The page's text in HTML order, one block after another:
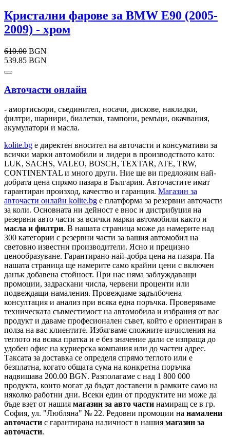
Кристални фарове за BMW E90 (2005-
2009) - хром
610.00 BGN
539.85 BGN
Авточасти онлайн
- амортисьори, съединител, носачи, дискове, накладки,
филтри, шарнири, биалетки, тампони, ремъци, окачвания,
акумулатори и масла.
kolite.bg e директен вносител на авточасти и консумативи за
всички марки автомобили и лидери в производството като:
LUK, SACHS, VALEO, BOSCH, TEXTAR, ATE, TRW,
CONTINENTAL и много други. Ние ще ви предложим най-
добрата цена спрямо пазара в България. Авточастите имат
гарантиран произход, качество и гаранция. Магазин за
авточасти онлайн kolite.bg е платформа за резервни авточасти
за коли. Основната ни дейност е внос и дистрибуция на
резервни авто части за всички марки автомобили както и
масла и филтри. В нашата страница може да намерите над
300 категории с резервни части за вашия автомобил на
световно известни производители. Ясно и прецизно
ценообразуване. Гарантирано най-добра цена на пазара. На
нашата страница ще намерите само крайни цени с включен
данък добавена стойност. При нас няма заблуждаващи
промоции, задраскани числа, червени проценти или
подвеждащи намаления. Провеждаме задълбочена
консултация и анализ при всяка една поръчка. Проверяваме
техническата съвместимост на автомобила и избрания от вас
продукт и даваме професионален съвет, който е ориентиран в
полза на вас клиентите. Избягваме сложните изчисления на
теглото на всяка пратка и е без значение дали се изпраща до
удобен офис на куриерска компания или до частен адрес.
Таксата за доставка се определя спрямо теглото или е
безплатна, когато общата сума на конкретна поръчка
надвишава 200.00 BGN. Разполагаме с над 1 800 000
продукта, които могат да бъдат доставени в рамките само на
няколко работни дни. Всеки един от продуктите ни може да
бъде взет от нашия магазин за авто части намиращ се в гр.
София, ул. "Любляна" № 22. Редовни промоции на намалени
авточасти с гарантирана наличност в нашия магазин за
авточасти.